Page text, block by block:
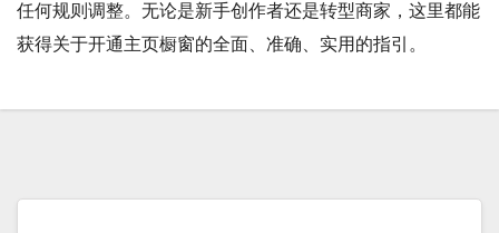
任何规则调整。无论是新手创作者还是转型商家，这里都能
获得关于开通主页橱窗的全面、准确、实用的指引。